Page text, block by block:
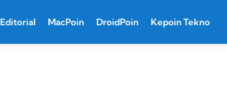
Editorial MacPoin DroidPoin Kepoin Tekno